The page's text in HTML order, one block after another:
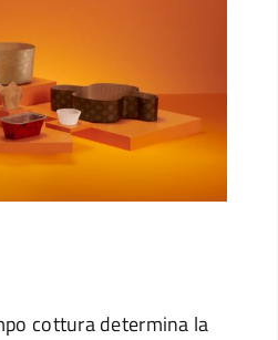
cottura determina la